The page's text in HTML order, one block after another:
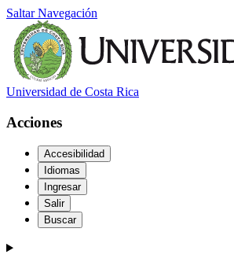
Saltar Navegación
Universidad de Costa Rica
Acciones
Accesibilidad
Idiomas
Ingresar
Salir
Buscar